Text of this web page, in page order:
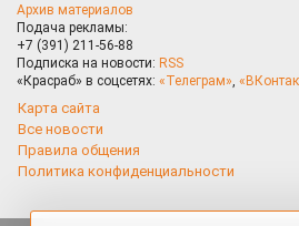
Архив материалов
Подача рекламы:
+7 (391) 211-56-88
Подписка на новости: RSS
«Красраб» в соцсетях: «Телеграм»,
Карта сайта
Все новости
Правила общения
Политика конфиденциальности